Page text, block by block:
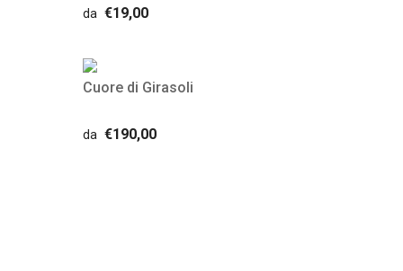
da €19,00
Cuore di Girasoli
da €190,00